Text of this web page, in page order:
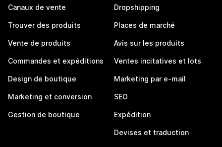
Canaux de vente
Trouver des produits
Vente de produits
Commandes et expéditions
Design de boutique
Marketing et conversion
Gestion de boutique
Dropshipping
Places de marché
Avis sur les produits
Ventes incitatives et lots
Marketing par e-mail
SEO
Expédition
Devises et traduction